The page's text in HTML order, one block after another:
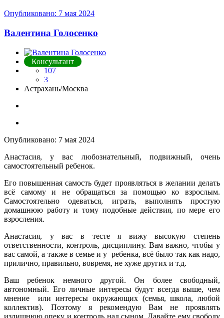
Опубликовано: 7 мая 2024
Валентина Голосенко
Консультант
107
3
Астрахань/Москва
Опубликовано: 7 мая 2024
Анастасия, у вас любознательный, подвижный, очень
самостоятельный ребенок.
Его повышенная самость будет проявляться в желании делать
всё самому и не обращаться за помощью ко взрослым.
Самостоятельно одеваться, играть, выполнять простую
домашнюю работу и тому подобные действия, по мере его
взросления.
Анастасия, у вас в тесте я вижу высокую степень
ответственности, контроль, дисциплину. Вам важно, чтобы у
вас самой, а также в семье и у ребенка, всё было так как надо,
прилично, правильно, вовремя, не хуже других и т.д.
Ваш ребенок немного другой. Он более свободный,
автономный. Его личные интересы будут всегда выше, чем
мнение или интересы окружающих (семья, школа, любой
коллектив). Поэтому я рекомендую Вам не проявлять
излишнюю опеку и контроль над сыном. Давайте ему свободу